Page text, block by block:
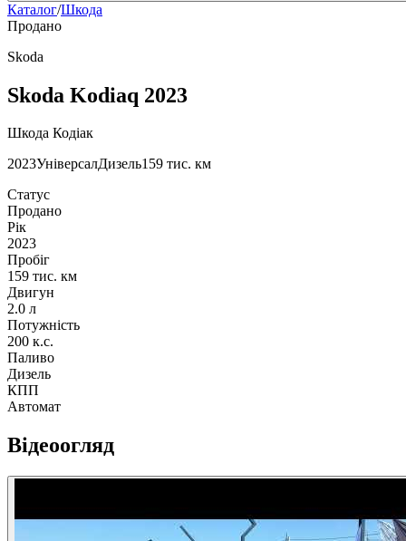
Каталог/Шкода
Продано
Skoda
Skoda Kodiaq 2023
Шкода Кодіак
2023УніверсалДизель159 тис. км
Статус
Продано
Рік
2023
Пробіг
159 тис. км
Двигун
2.0 л
Потужність
200 к.с.
Паливо
Дизель
КПП
Автомат
Відеоогляд